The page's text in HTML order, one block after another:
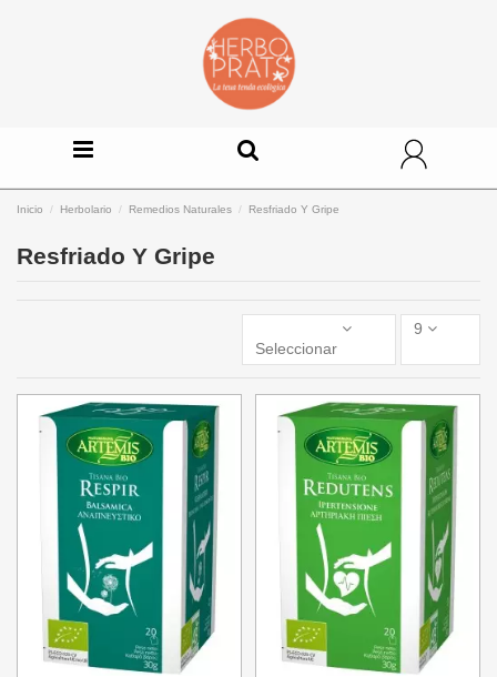
Inicio Herbolario Remedios Naturales Resfriado Y Gripe
Resfriado Y Gripe
Seleccionar
9